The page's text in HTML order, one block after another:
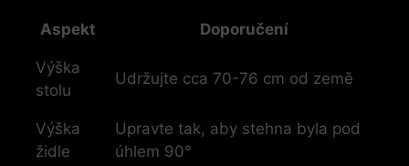
Aspekt Doporučení
Výška
stolu
Udržujte cca 70-76 cm od země
Výška
židle
Upravte tak, aby stehna byla pod
úhlem 90°